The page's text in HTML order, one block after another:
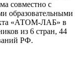
совместно с
образовательными
«АТОМ-ЛАБ» в
из 6 стран, 44
РФ.